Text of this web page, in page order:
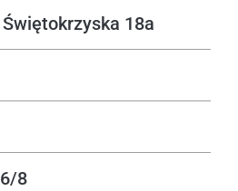
Świętokrzyska 18a
8